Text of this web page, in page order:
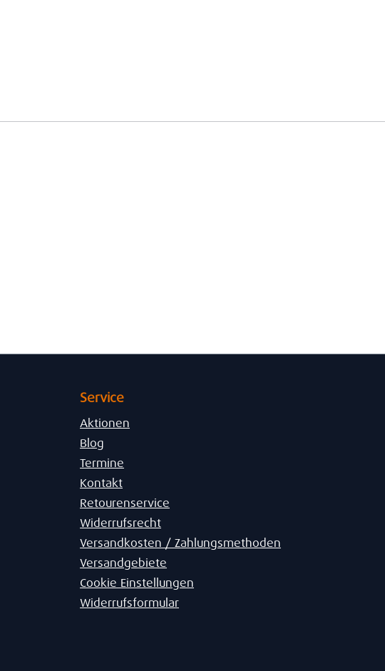
Service
Aktionen
Blog
Termine
Kontakt
Retourenservice
Widerrufsrecht
Versandkosten / Zahlungsmethoden
Versandgebiete
Cookie Einstellungen
Widerrufsformular